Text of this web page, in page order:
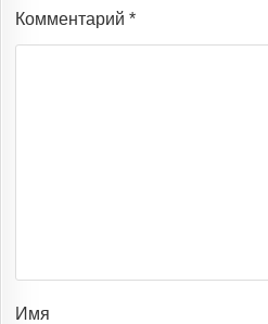
Комментарий *
Имя